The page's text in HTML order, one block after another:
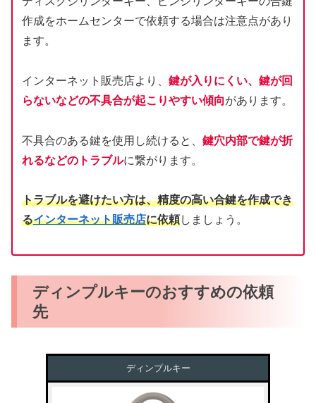
作成をホームセンターで依頼する場合は注意点があり
ます。
インターネット販売店より、 鍵が入りにくい、鍵が回
らないなどの不具合が起こりやすい傾向があります。
不具合のある鍵を使用し続けると、 鍵穴内部で鍵が折
れるなどのトラブルに繋がります。
トラブルを避けたい方は、精度の高い合鍵を作成でき
るインターネット販売店に依頼しましょう。
ディンプルキーのおすすめの依頼
先
ディンプルキー